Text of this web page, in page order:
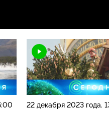
22 декабря 2023 года.